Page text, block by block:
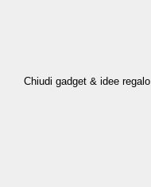
Chiudi gadget & idee regalo